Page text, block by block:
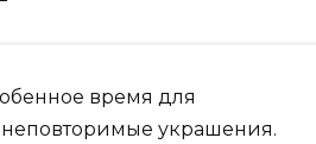
время для
украшения.